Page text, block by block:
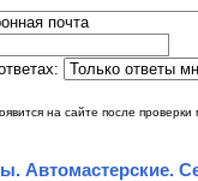
почта
на сайте после проверки
Автомастерские.